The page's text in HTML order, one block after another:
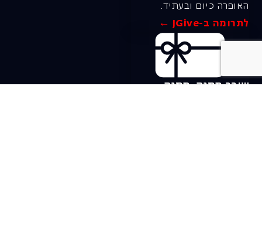
האופרה כיום ובעתיד.
לתרומה ב-JGive ←
שובר מתנה. מתנה